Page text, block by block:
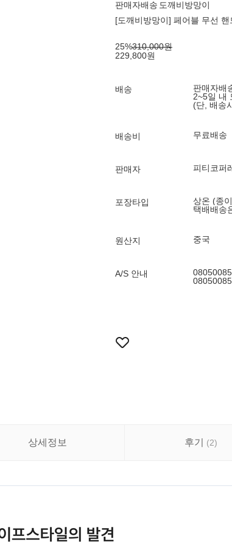
판매자배송 도깨비방망이
[도깨비방망이] 페어블 무선
25%310,000원
229,800원
배송
판매자배
2~5일 내
(단, 배송
배송비 무료배송
판매자 피티코퍼
포장타입
상온 (종
택배배송
원산지 중국
A/S 안내
상세정보 후기 (2)